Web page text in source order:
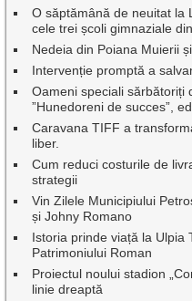
O săptămână de neuitat la
cele trei școli gimnaziale
Nedeia din Poiana Muierii
Intervenție promptă a
Oameni speciali sărbătoriți
”Hunedoreni de succes”,
Caravana TIFF a
liber.
Cum reduci costurile de
strategii
Vin Zilele Municipiului
și Johny Romano
Istoria prinde viață la Ulpia
Patrimoniului Roman
Proiectul noului stadion
linie dreaptă